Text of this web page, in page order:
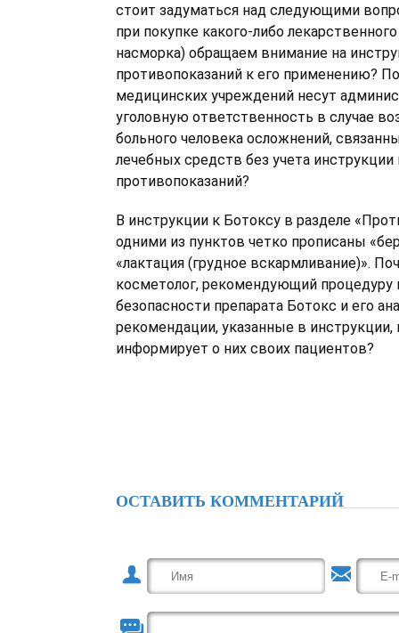
стоит задуматься над следующими
при покупке какого-либо
насморка) обращаем внимание на
противопоказаний к его применению?
медицинских учреждений несут
уголовную ответственность в случае
больного человека осложнений,
лечебных средств без учета инструкции
противопоказаний?
В инструкции к Ботоксу в разделе
одними из пунктов четко прописаны
«лактация (грудное вскармливание)».
косметолог, рекомендующий
безопасности препарата Ботокс и его
рекомендации, указанные в
информирует о них своих пациентов?
ОСТАВИТЬ КОММЕНТАРИЙ